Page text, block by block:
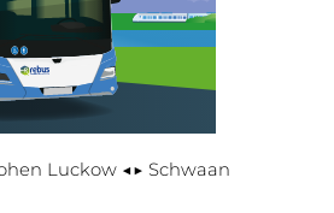
Luckow ◀▶ Schwaan